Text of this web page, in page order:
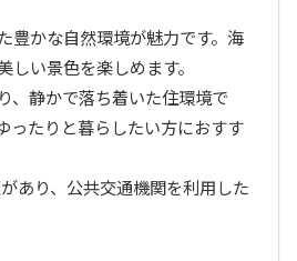
豊かな自然環境が魅力です。海
しい景色を楽しめます。
、静かで落ち着いた住環境で
ったりと暮らしたい方におすす
あり、公共交通機関を利用した